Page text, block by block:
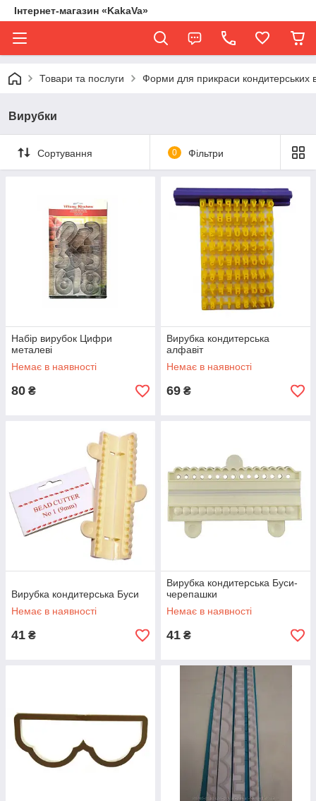
Інтернет-магазин «KakaVa»
Товари та послуги Форми для прикраси кондитерських
Вирубки
Сортування 0 Фільтри
Набір вирубок Цифри
металеві
Немає в наявності
80 ₴
Вирубка кондитерська
алфавіт
Немає в наявності
69 ₴
Вирубка кондитерська Буси
Немає в наявності
41 ₴
Вирубка кондитерська Буси-
черепашки
Немає в наявності
41 ₴